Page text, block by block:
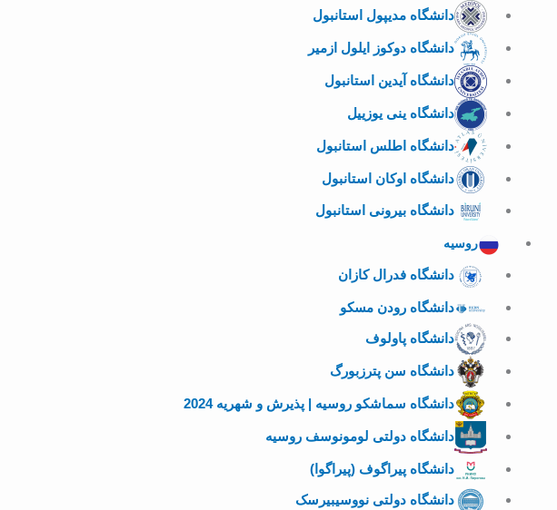
دانشگاه مدیپول استانبول
دانشگاه دوکوز ایلول ازمیر
دانشگاه آیدین استانبول
دانشگاه ینی یوزییل
دانشگاه اطلس استانبول
دانشگاه اوکان استانبول
دانشگاه بیرونی استانبول
روسیه
دانشگاه فدرال کازان
دانشگاه رودن مسکو
دانشگاه پاولوف
دانشگاه سن پترزبورگ
دانشگاه سماشکو روسیه | پذیرش و شهریه 2024
دانشگاه دولتی لومونوسف روسیه
دانشگاه پیراگوف (پیراگوا)
دانشگاه دولتی نووسیبیرسک